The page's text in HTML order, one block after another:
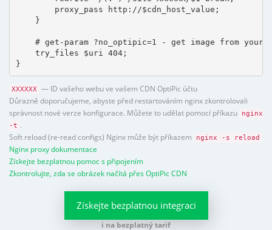
        proxy_pass http://$cdn_host_value;
    }
# get-param ?no_optipic=1 - get image from your
    try_files $uri 404;
}
XXXXXX
— ID vašeho webu ve vašem CDN OptiPic účtu
Důrazně doporučujeme, abyste před restartováním nginx zkontrolovali
správnost nové verze konfigurace. Můžete to udělat pomocí příkazu
nginx
-t .
Soft reload (re-read configs) Nginx může být příkazem
nginx -s reload
Nginx proxy dokumentace
Získejte bezplatnou pomoc s připojením
Zkontrolujte, zda se obrázek načítá přes OptiPic CDN
Získejte bezplatnou integraci
i na bezplatný tarif